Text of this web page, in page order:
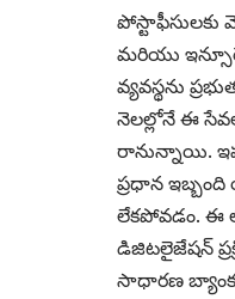
పోస్టాఫీసులకు
మరియు
వ్యవస్థను
నెలల్లోనే ఈ
రానున్నాయి.
ప్రధాన
లేకపోవడం. ఈ
డిజిటలైజేషన్
సాధారణ